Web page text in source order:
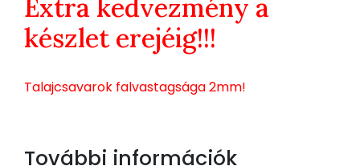
Extra kedvezmény a
készlet erejéig!!!
Talajcsavarok falvastagsága 2mm!
További információk